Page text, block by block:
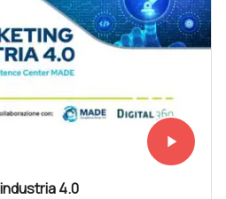
Vedi subito
play_arrow
4.0